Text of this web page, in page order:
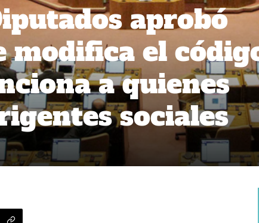
aprobó
modifica el
a quienes
sociales